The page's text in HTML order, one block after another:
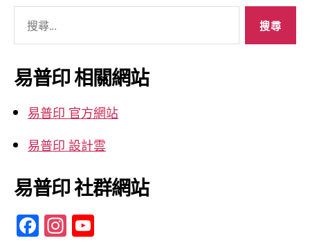
關
鍵
字:
易普印 相關網站
易普印 官方網站
易普印 設計雲
易普印 社群網站
F In